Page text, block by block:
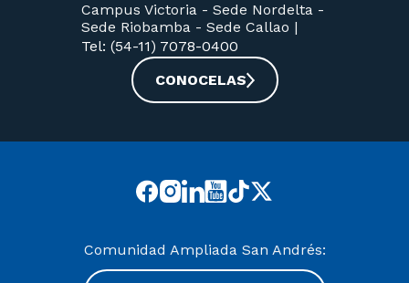
Campus Victoria - Sede Nordelta -
Sede Riobamba - Sede Callao |
Tel: (54-11) 7078-0400
CONOCELAS
Comunidad Ampliada San Andrés: